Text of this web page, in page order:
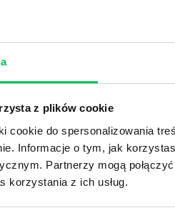
z plików cookie
cookie do spersonalizowania
Informacje o tym, jak
Partnerzy mogą
korzystania z ich usług.
zespołem handlowym.
dużej wiedzy
zarządzania zespołem
na wzrost wyników
kierowane przede
szczebla na jakim się znajdują